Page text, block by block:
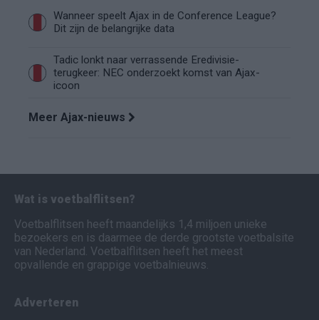
Wanneer speelt Ajax in de Conference League?
Dit zijn de belangrijke data
Tadic lonkt naar verrassende Eredivisie-
terugkeer: NEC onderzoekt komst van Ajax-
icoon
Meer Ajax-nieuws
Wat is voetbalflitsen?
Voetbalflitsen heeft maandelijks 1,4 miljoen unieke
bezoekers en is daarmee de derde grootste voetbalsite
van Nederland. Voetbalflitsen heeft het meest
opvallende en grappige voetbalnieuws.
Adverteren